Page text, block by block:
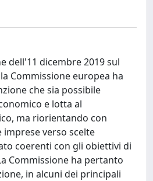
dell'11 dicembre 2019 sul
Commissione europea ha
che sia possibile
e lotta al
ma riorientando con
verso scelte
coerenti con gli obiettivi di
Commissione ha pertanto
in alcuni dei principali